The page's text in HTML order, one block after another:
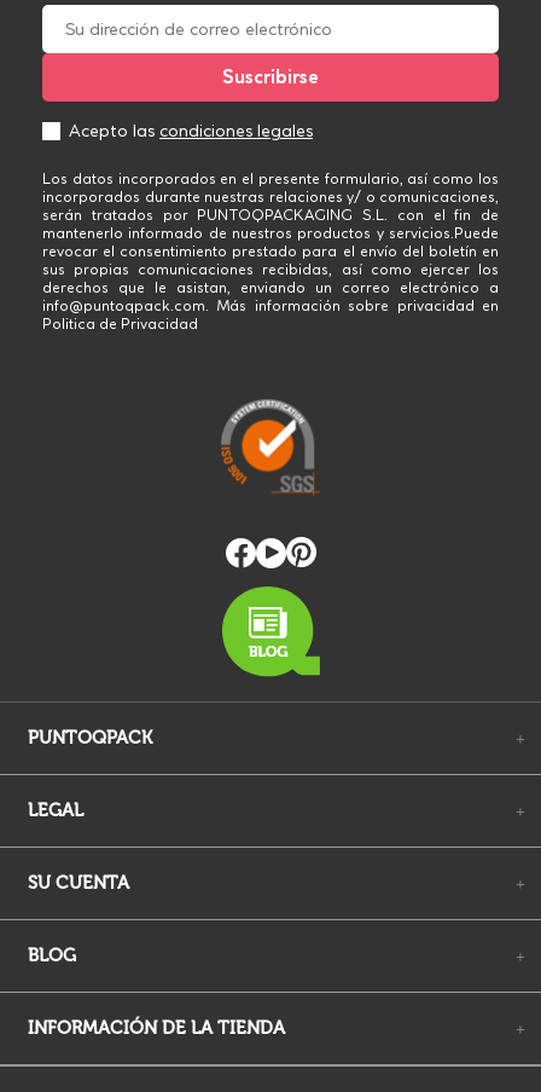
Acepto las condiciones legales
Los datos incorporados en el presente formulario, así como los
incorporados durante nuestras relaciones y/ o comunicaciones,
serán tratados por PUNTOQPACKAGING S.L. con el fin de
mantenerlo informado de nuestros productos y servicios.Puede
revocar el consentimiento prestado para el envío del boletín en
sus propias comunicaciones recibidas, así como ejercer los
derechos que le asistan, enviando un correo electrónico a
info@puntoqpack.com. Más información sobre privacidad en
Politica de Privacidad
PUNTOQPACK +
LEGAL +
SU CUENTA +
BLOG +
INFORMACIÓN DE LA TIENDA +